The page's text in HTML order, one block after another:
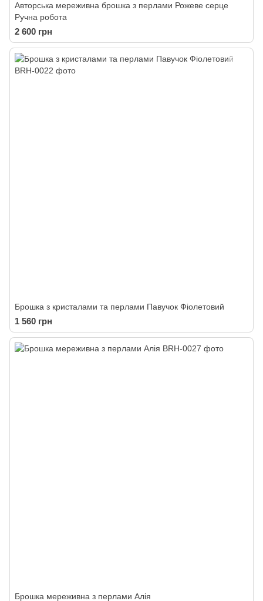
Авторська мереживна брошка з перлами Рожеве серце
Ручна робота
2 600 грн
Брошка з кристалами та перлами Павучок Фіолетовий
1 560 грн
Брошка мереживна з перлами Алія